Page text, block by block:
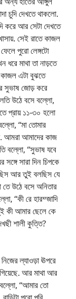
চুদি দেখতে থাকলো.
আর সেটা দেখতে
সেই রাতে কাজল
পুরো লেঙ্গটো
ধরে মাথা তা নাড়তে
এটা বুঝতে
সুভাষ জোড় করে
উঠে বসে বল্লো,
প্রায় ১১-৩০ হলো
“মা তোমার
আমরা আমাদের কাজ
বল্লো, “সুভাষ যবে
সারা দিন চিপকে
আর তুই বলছিস যে
উঠে বসে অনিতার
“কী রে হারম্জাদি
কী আমার ছেলে কে
শালী কুত্তি?
ল্যাওড়া ঊপরে
আর মাথা আর
“আমার তো